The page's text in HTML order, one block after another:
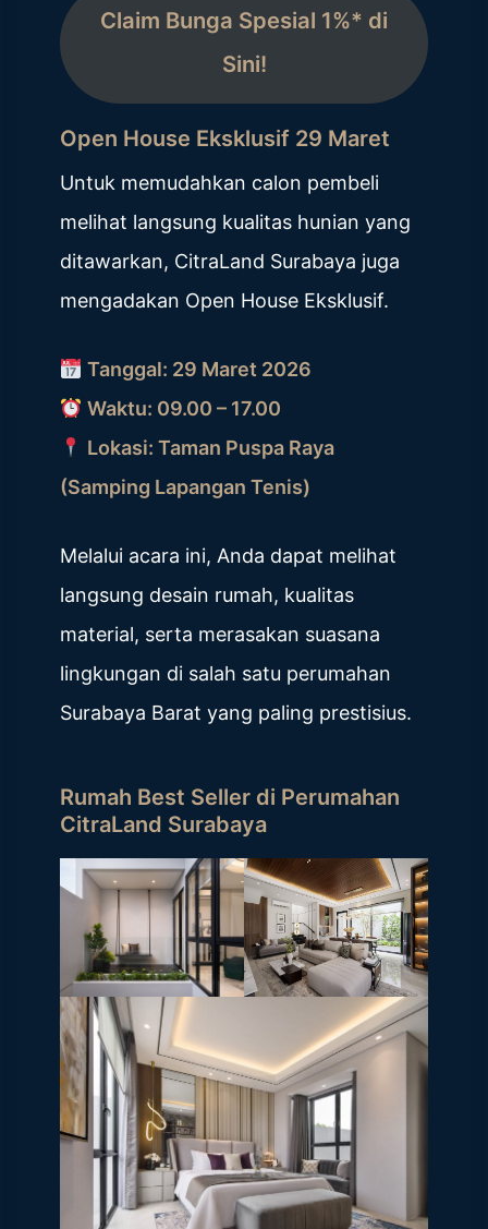
Claim Bunga Spesial 1%* di
Sini!
Open House Eksklusif 29 Maret
Untuk memudahkan calon pembeli
melihat langsung kualitas hunian yang
ditawarkan, CitraLand Surabaya juga
mengadakan Open House Eksklusif.
Tanggal: 29 Maret 2026
Waktu: 09.00 – 17.00
Lokasi: Taman Puspa Raya
(Samping Lapangan Tenis)
Melalui acara ini, Anda dapat melihat
langsung desain rumah, kualitas
material, serta merasakan suasana
lingkungan di salah satu perumahan
Surabaya Barat yang paling prestisius.
Rumah Best Seller di Perumahan
CitraLand Surabaya